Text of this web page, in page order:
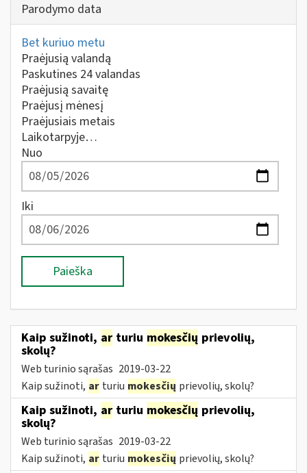
Parodymo data
Bet kuriuo metu
Praėjusią valandą
Paskutines 24 valandas
Praėjusią savaitę
Praėjusį mėnesį
Praėjusiais metais
Laikotarpyje…
Nuo
Iki
Paieška
Kaip sužinoti, ar turiu mokesčių prievolių,
skolų?
Web turinio sąrašas 2019-03-22
Kaip sužinoti, ar turiu mokesčių prievolių, skolų?
Kaip sužinoti, ar turiu mokesčių prievolių,
skolų?
Web turinio sąrašas 2019-03-22
Kaip sužinoti, ar turiu mokesčių prievolių, skolų?